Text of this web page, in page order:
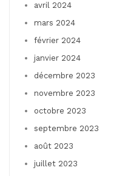
avril 2024
mars 2024
février 2024
janvier 2024
décembre 2023
novembre 2023
octobre 2023
septembre 2023
août 2023
juillet 2023